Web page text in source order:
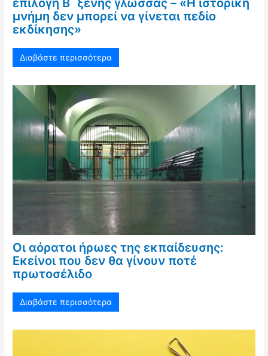
μνήμη δεν μπορεί να γίνεται πεδίο
εκδίκησης»
Διαβάστε περισσότερα
Οι αόρατοι ήρωες της εκπαίδευσης:
Εκείνοι που δεν θα γίνουν ποτέ
πρωτοσέλιδο
Διαβάστε περισσότερα